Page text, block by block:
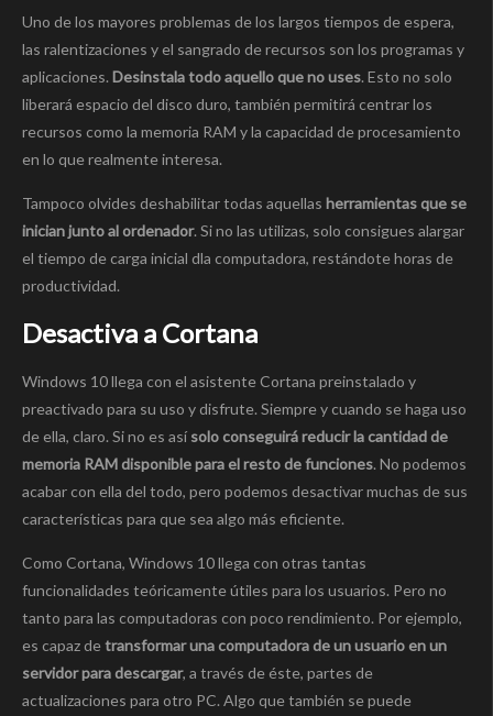
Uno de los mayores problemas de los largos tiempos de espera,
las ralentizaciones y el sangrado de recursos son los programas y
aplicaciones. Desinstala todo aquello que no uses. Esto no solo
liberará espacio del disco duro, también permitirá centrar los
recursos como la memoria RAM y la capacidad de procesamiento
en lo que realmente interesa.
Tampoco olvides deshabilitar todas aquellas herramientas que se
inician junto al ordenador. Si no las utilizas, solo consigues alargar
el tiempo de carga inicial dla computadora, restándote horas de
productividad.
Desactiva a Cortana
Windows 10 llega con el asistente Cortana preinstalado y
preactivado para su uso y disfrute. Siempre y cuando se haga uso
de ella, claro. Si no es así solo conseguirá reducir la cantidad de
memoria RAM disponible para el resto de funciones. No podemos
acabar con ella del todo, pero podemos desactivar muchas de sus
características para que sea algo más eficiente.
Como Cortana, Windows 10 llega con otras tantas
funcionalidades teóricamente útiles para los usuarios. Pero no
tanto para las computadoras con poco rendimiento. Por ejemplo,
es capaz detransformar una computadora de un usuario en un
servidor para descargar, a través de éste, partes de
actualizaciones para otro PC. Algo que también se puede